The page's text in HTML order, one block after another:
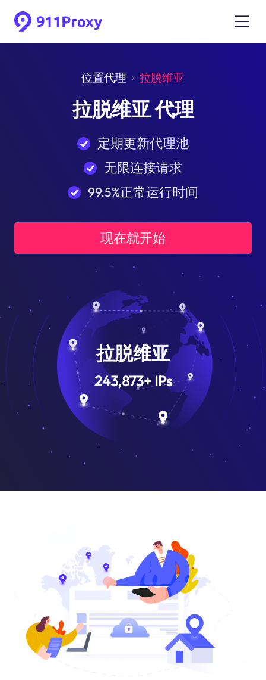
位置代理 拉脱维亚
拉脱维亚 代理
定期更新代理池
无限连接请求
99.5%正常运行时间
现在就开始
拉脱维亚
243,873+IPs